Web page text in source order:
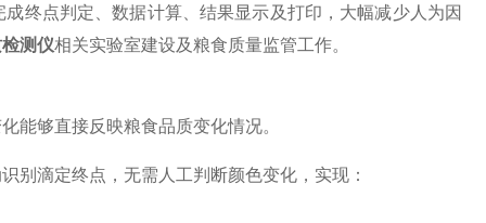
终点判定、数据计算、结果显示及打印，大幅减少人为因
测仪相关实验室建设及粮食质量监管工作。
能够直接反映粮食品质变化情况。
别滴定终点，无需人工判断颜色变化，实现：